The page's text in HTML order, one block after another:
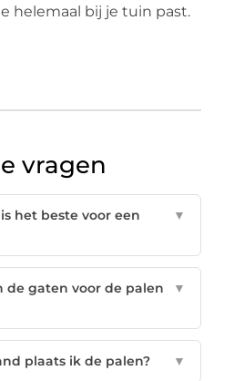
helemaal bij je tuin past.
vragen
het beste voor een
▼
de gaten voor de palen
▼
plaats ik de palen? ▼